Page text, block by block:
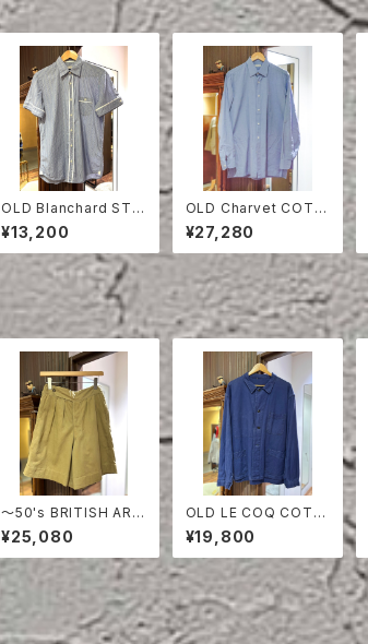
OLD Blanchard STRI
PE COTTON HALF S
LEEVE SHIRT
¥13,200
OLD Charvet COTT
ON SHIRT
¥27,280
〜50's BRITISH ARM
Y COTTON DRILL S
HORTS
¥25,080
OLD LE COQ COTT
ON TWILL JACKET
¥19,800